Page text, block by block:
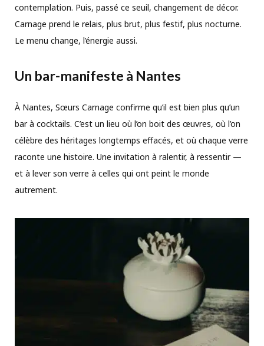
contemplation. Puis, passé ce seuil, changement de décor.
Carnage prend le relais, plus brut, plus festif, plus nocturne.
Le menu change, l’énergie aussi.
Un bar-manifeste à Nantes
À Nantes, Sœurs Carnage confirme qu’il est bien plus qu’un
bar à cocktails. C’est un lieu où l’on boit des œuvres, où l’on
célèbre des héritages longtemps effacés, et où chaque verre
raconte une histoire. Une invitation à ralentir, à ressentir —
et à lever son verre à celles qui ont peint le monde
autrement.